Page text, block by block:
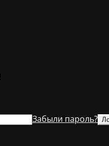
Забыли пароль?